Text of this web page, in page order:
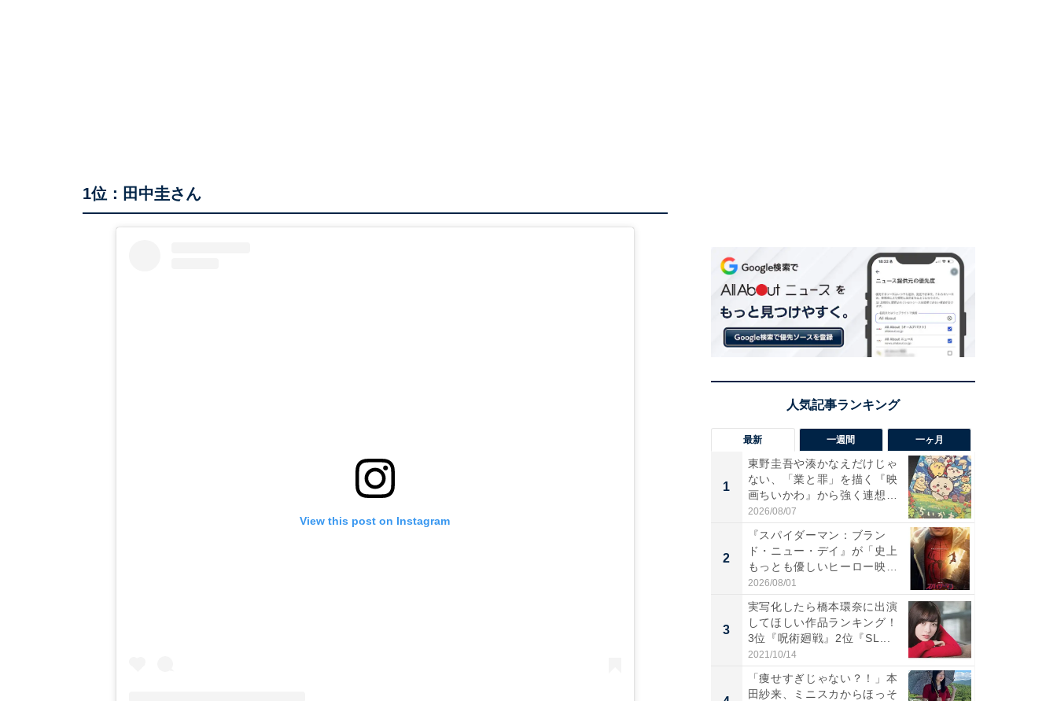
1位：田中圭さん
View this post on Instagram
最新 一週間 一ヶ月
1
東野圭吾や湊かなえだけじゃ
ない、「業と罪」を描く『映
画ちいかわ』から強く連想し
た...
2026/08/07
2
『スパイダーマン：ブラン
ド・ニュー・デイ』が「史上
もっとも優しいヒーロー映
画」に...
2026/08/01
3
実写化したら橋本環奈に出演
してほしい作品ランキング！
3位『呪術廻戦』2位『SL...
2021/10/14
「痩せすぎじゃない？！」本
田紗来、ミニスカからほっそ